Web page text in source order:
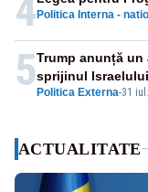
Politica Interna -
5Politica Externa-31
Trump anunță un
sprijinul
ACTUALITATE